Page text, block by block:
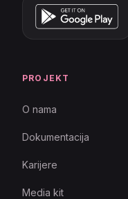
PROJEKT
O nama
Dokumentacija
Karijere
Media kit